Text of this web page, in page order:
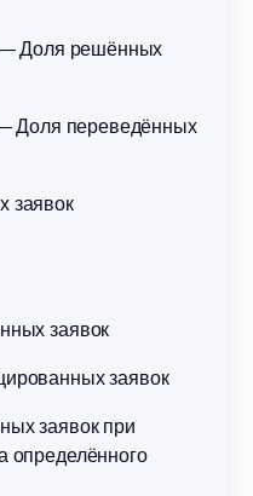
— Доля решённых
Доля переведённых
заявок
заявок
заявок
заявок при
определённого